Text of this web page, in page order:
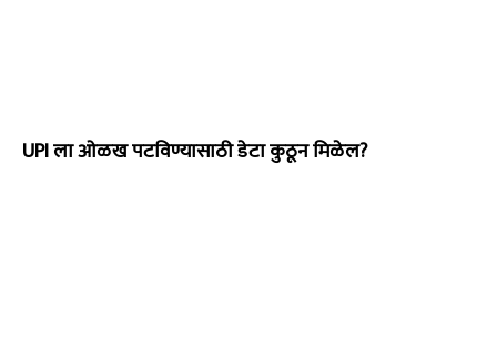
UPI ला ओळख पटविण्यासाठी डेटा कुठून मिळेल?